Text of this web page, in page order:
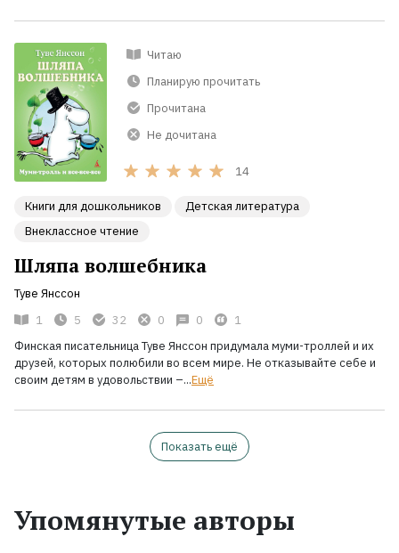
Читаю
Планирую прочитать
Прочитана
Не дочитана
14
Книги для дошкольников
Детская литература
Внеклассное чтение
Шляпа волшебника
Туве Янссон
1
5 32 0 0
1
Финская писательница Туве Янссон придумала муми-троллей и их
друзей, которых полюбили во всем мире. Не отказывайте себе и
своим детям в удовольствии –...Ещё
Показать ещё
Упомянутые авторы